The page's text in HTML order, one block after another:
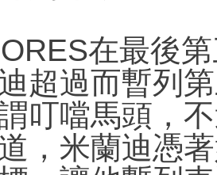
在最後
超過而暫列
叮噹馬頭，
，米蘭迪憑